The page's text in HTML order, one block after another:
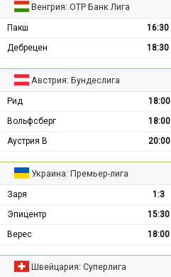
Венгрия: ОТР Банк Лига
Пакш 16:30
Дебрецен
18:30
Австрия: Бундеслига
Рид 18:00
Вольфсберг
18:00
Аустрия В
20:00
Украина: Премьер-лига
Заря 1:3
Эпицентр
15:30
Верес
18:00
Швейцария: Суперлига